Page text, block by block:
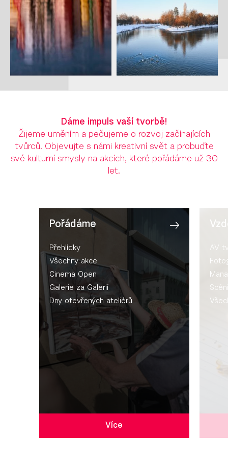
Dáme impuls vaší tvorbě!
Žijeme uměním a pečujeme o rozvoj začínajících
tvůrců. Objevujte s námi kreativní svět a probuďte
své kulturní smysly na akcích, které pořádáme už 30
let.
Pořádáme
Přehlídky
Všechny akce
Cinema Open
Galerie za Galerií
Dny otevřených ateliérů
Více
AV